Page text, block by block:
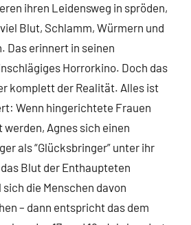
ihren Leidensweg in spröden,
Blut, Schlamm, Würmern und
Das erinnert in seinen
Horrorkino. Doch das
komplett der Realität. Alles ist
Wenn hingerichtete Frauen
Agnes sich einen
als “Glücksbringer” unter ihr
Blut der Enthaupteten
die Menschen davon
– dann entspricht das dem